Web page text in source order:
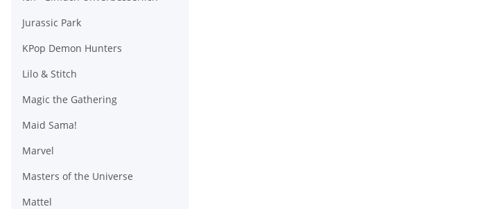
Jurassic Park
KPop Demon Hunters
Lilo & Stitch
Magic the Gathering
Maid Sama!
Marvel
Masters of the Universe
Mattel